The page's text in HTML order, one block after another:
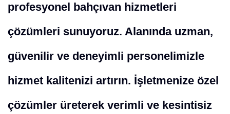
profesyonel bahçıvan hizmetleri
çözümleri sunuyoruz. Alanında uzman,
güvenilir ve deneyimli personelimizle
hizmet kalitenizi artırın. İşletmenize özel
çözümler üreterek verimli ve kesintisiz